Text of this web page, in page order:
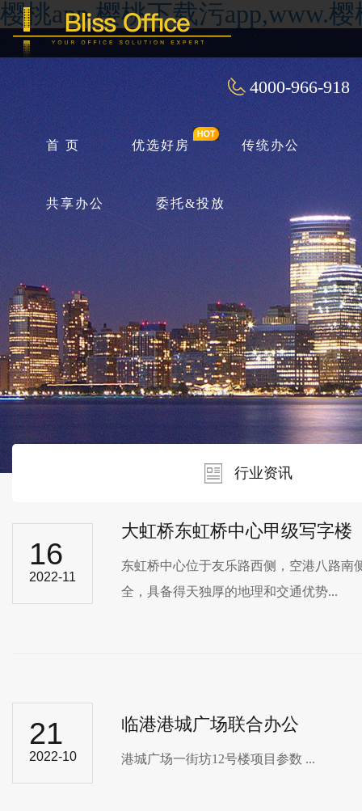
樱桃app,樱桃下载污app,www.
4000-966-918
首 页 优选好房 传统办公
共享办公 委托&投放
行业资讯
16
2022-11
大虹桥东虹桥中心甲级写字楼
东虹桥中心位于友乐路西侧，空港八路南
全，具备得天独厚的地理和交通优势...
21
2022-10
临港港城广场联合办公
港城广场一街坊12号楼项目参数 ...